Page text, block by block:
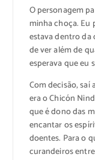
O personagem
minha choça. Eu
estava dentro da
de ver além de
esperava que eu
Com decisão, saí
era o Chicón
que é dono das
encantar os
doentes. Para o
curandeiros